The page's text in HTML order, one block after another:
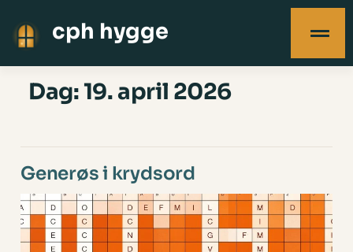
cph hygge
Dag: 19. april 2026
Generøs i krydsord